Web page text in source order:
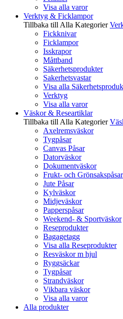
Visa alla varor
Verktyg & Ficklampor
Tillbaka till Alla Kategorier
Fickknivar
Ficklampor
Isskrapor
Måttband
Säkerhetsprodukter
Sakerhetsvastar
Visa alla
Verktyg
Visa alla varor
Väskor & Researtiklar
Tillbaka till Alla Kategorier
Axelremsväskor
Tygpåsar
Canvas Påsar
Datorväskor
Dokumentväskor
Frukt- och Grönsakspåsar
Jute Påsar
Kylväskor
Midjeväskor
Papperspåsar
Weekend- & Sportväskor
Reseprodukter
Bagagetagg
Visa alla Reseprodukter
Resväskor m hjul
Ryggsäckar
Tygpåsar
Strandväskor
Vikbara väskor
Visa alla varor
Alla produkter